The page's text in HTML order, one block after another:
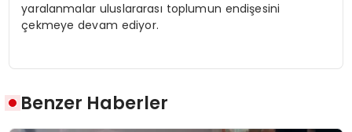
yaralanmalar uluslararası toplumun endişesini
çekmeye devam ediyor.
Benzer Haberler